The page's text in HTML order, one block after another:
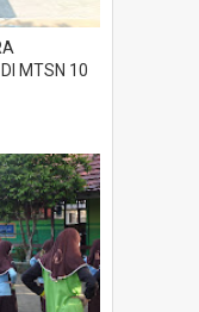
MTSN 10